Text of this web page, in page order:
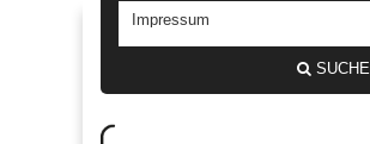
SUCHE